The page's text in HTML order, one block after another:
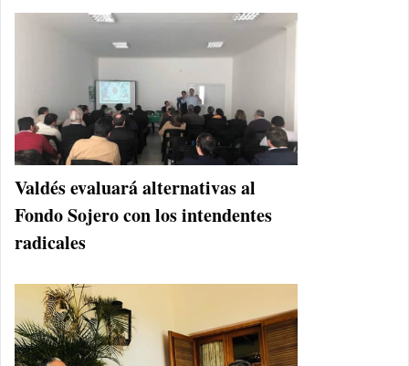
Valdés evaluará alternativas al
Fondo Sojero con los intendentes
radicales